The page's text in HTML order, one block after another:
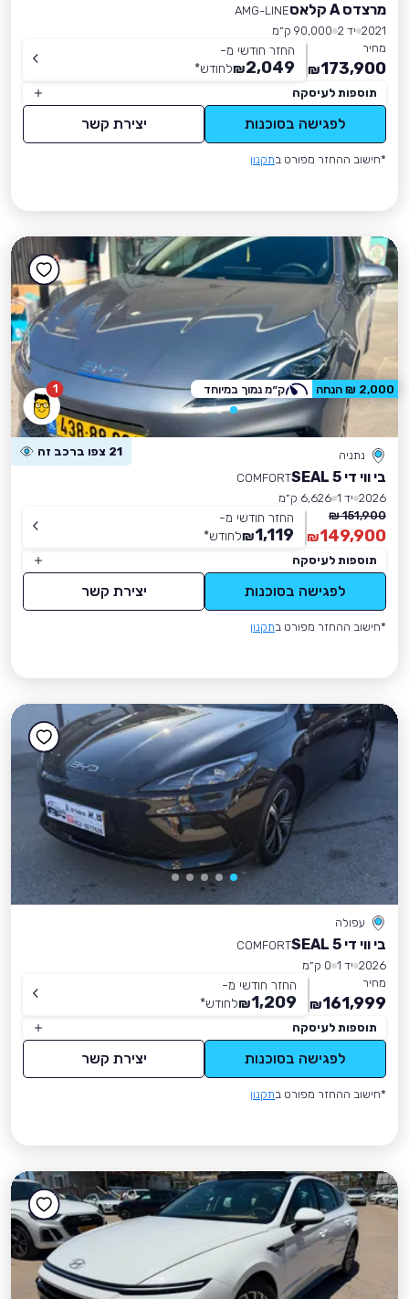
מרצדס A קלאס
AMG-LINE
2021 יד 2
90,000 ק״מ
מחיר
173,900
₪
החזר חודשי מ-
2,049
₪לחודש*
תוספות לעיסקה
לפגישה בסוכנות יצירת קשר
*חישוב ההחזר מפורט בתקנון
1
נתניה 21 צפו ברכב זה
בי ווי די SEAL 5
COMFORT
2026 יד 1
6,626 ק״מ
151,900 ₪
149,900
₪
החזר חודשי מ-
1,119
₪לחודש*
תוספות לעיסקה
לפגישה בסוכנות יצירת קשר
*חישוב ההחזר מפורט בתקנון
2,000 ₪ הנחה ק״מ נמוך במיוחד
עפולה
בי ווי די SEAL 5
COMFORT
2026 יד 1
0 ק״מ
מחיר
161,999
₪
החזר חודשי מ-
1,209
₪לחודש*
תוספות לעיסקה
לפגישה בסוכנות יצירת קשר
*חישוב ההחזר מפורט בתקנון